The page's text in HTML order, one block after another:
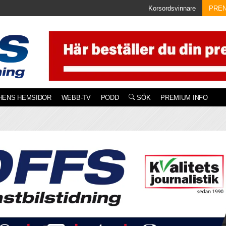
Korsordsvinnare
HEMSIDOR WEBB-TV PODD SÖK PREMIUM INFO